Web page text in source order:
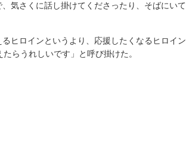
気さくに話し掛けてくださったり、そばにいて
ヒロインというより、応援したくなるヒロイン
らうれしいです」と呼び掛けた。